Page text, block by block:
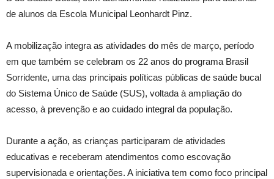
de alunos da Escola Municipal Leonhardt Pinz.
A mobilização integra as atividades do mês de março, período
em que também se celebram os 22 anos do programa Brasil
Sorridente, uma das principais políticas públicas de saúde bucal
do Sistema Único de Saúde (SUS), voltada à ampliação do
acesso, à prevenção e ao cuidado integral da população.
Durante a ação, as crianças participaram de atividades
educativas e receberam atendimentos como escovação
supervisionada e orientações. A iniciativa tem como foco principal